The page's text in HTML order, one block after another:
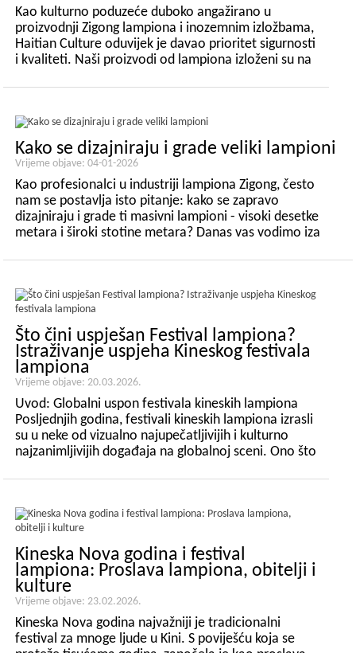
Kao kulturno poduzeće duboko angažirano u
proizvodnji Zigong lampiona i inozemnim izložbama,
Haitian Culture oduvijek je davao prioritet sigurnosti
i kvaliteti. Naši proizvodi od lampiona izloženi su na
tijekom cijele godine, suočavajući se s izazovima
Kako se dizajniraju i grade veliki lampioni
Vrijeme objave: 04-01-2026
Kao profesionalci u industriji lampiona Zigong, često
nam se postavlja isto pitanje: kako se zapravo
dizajniraju i grade ti masivni lampioni - visoki desetke
metara i široki stotine metara? Danas vas vodimo iza
Što čini uspješan Festival lampiona?
Istraživanje uspjeha Kineskog festivala
lampiona
Vrijeme objave: 20.03.2026.
Uvod: Globalni uspon festivala kineskih lampiona
Posljednjih godina, festivali kineskih lampiona izrasli
su u neke od vizualno najupečatljivijih i kulturno
najzanimljivijih događaja na globalnoj sceni. Ono što
u svjetski fenomen...
Kineska Nova godina i festival
lampiona: Proslava lampiona, obitelji i
kulture
Vrijeme objave: 23.02.2026.
Kineska Nova godina najvažniji je tradicionalni
festival za mnoge ljude u Kini. S poviješću koja se